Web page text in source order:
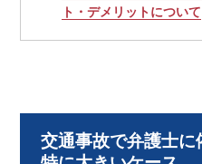
ト・デメリットについて
交通事故で弁護士